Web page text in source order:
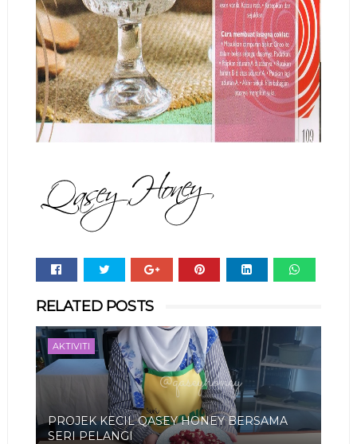
RELATED POSTS
AKTIVITI
PROJEK KECIL QASEY HONEY BERSAMA
SERI PELANGI